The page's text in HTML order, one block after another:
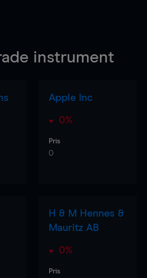
instrument
Apple Inc
0%
Pris
0
H & M Hennes &
Mauritz AB
0%
Pris